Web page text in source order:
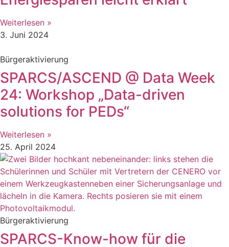
Weiterlesen »
3. Juni 2024
Bürgeraktivierung
SPARCS/ASCEND @ Data Week
24: Workshop „Data-driven
solutions for PEDs“
Weiterlesen »
25. April 2024
Bürgeraktivierung
SPARCS-Know-how für die